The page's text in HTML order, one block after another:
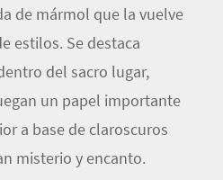
de mármol que la vuelve
estilos. Se destaca
del sacro lugar,
un papel importante
a base de claroscuros
misterio y encanto.